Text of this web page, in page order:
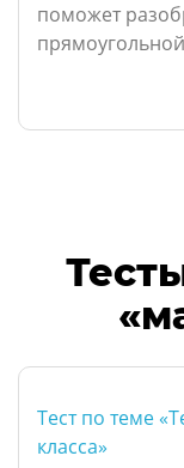
поможет
Тест по теме
класса»